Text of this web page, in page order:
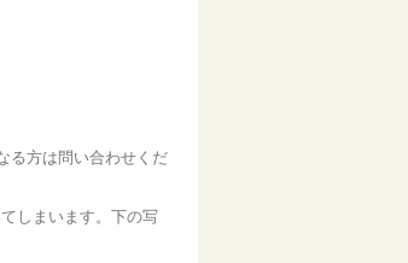
る方は問い合わせくだ
しまいます。下の写